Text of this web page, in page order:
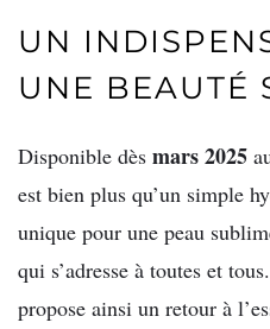
UN
UNE BEAUTÉ
Disponible dès mars 2025
est bien plus qu’un simple
unique pour une peau
qui s’adresse à toutes et
propose ainsi un retour à